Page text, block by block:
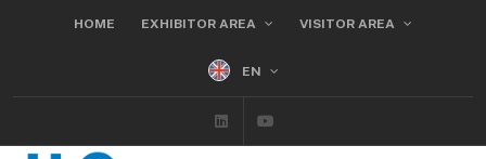
HOME EXHIBITOR AREA VISITOR AREA
EN
Linkedin